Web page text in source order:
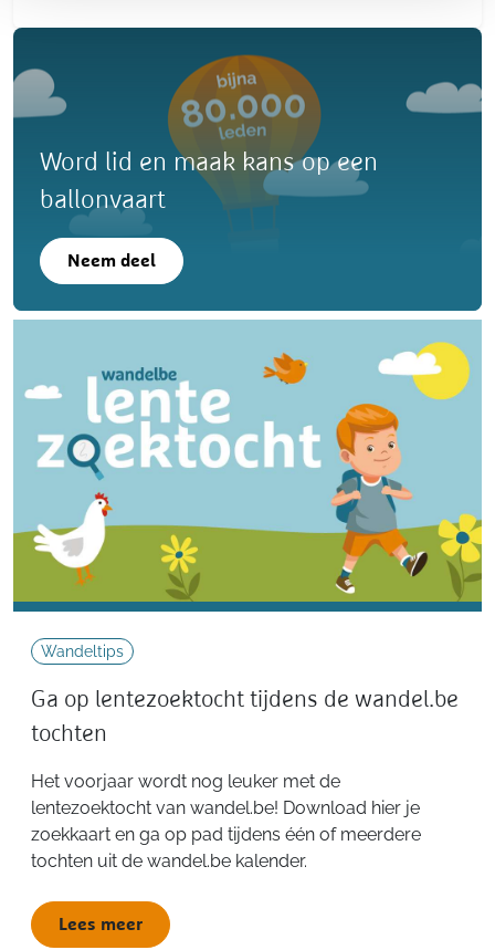
Word lid en maak kans op een
ballonvaart
Neem deel
Wandeltips
Ga op lentezoektocht tijdens de wandel.be
tochten
Het voorjaar wordt nog leuker met de
lentezoektocht van wandel.be! Download hier je
zoekkaart en ga op pad tijdens één of meerdere
tochten uit de wandel.be kalender.
Lees meer